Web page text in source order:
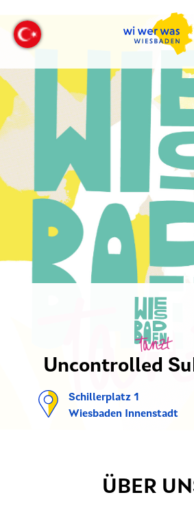
Uncontrolled
Schillerplatz 1
Wiesbaden Innenstadt
ÜBER